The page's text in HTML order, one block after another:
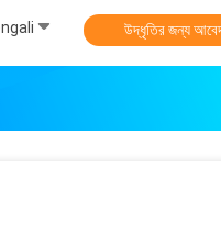
উদ্ধৃতির জন্য